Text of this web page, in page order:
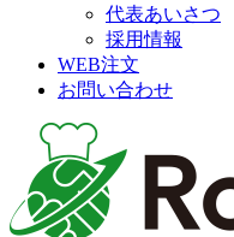
代表あいさつ
採用情報
WEB注文
お問い合わせ